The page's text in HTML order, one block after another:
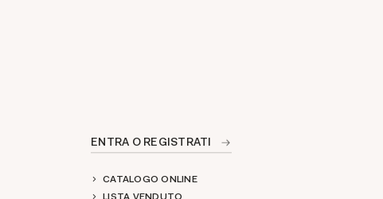
ENTRA O REGISTRATI
CATALOGO ONLINE